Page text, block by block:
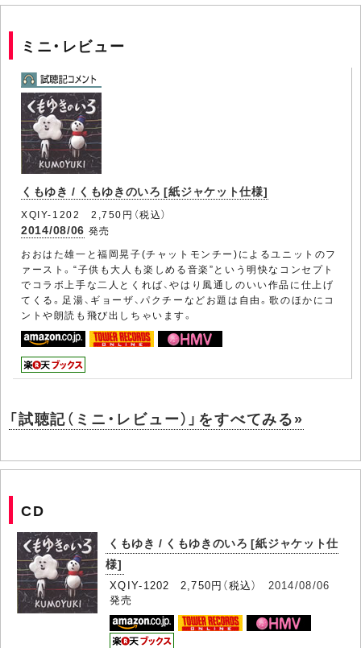
ミニ・レビュー
くもゆき / くもゆきのいろ [紙ジャケット仕様]
XQIY-1202 2,750円（税込）
2014/08/06 発売
おおはた雄一と福岡晃子(チャットモンチー)によるユニットのフ
ァースト。“子供も大人も楽しめる音楽”という明快なコンセプト
でコラボ上手な二人とくれば、やはり風通しのいい作品に仕上げ
てくる。足湯、ギョーザ、パクチーなどお題は自由。歌のほかにコ
ントや朗読も飛び出しちゃいます。
「試聴記（ミニ・レビュー）」をすべてみる»
CD
くもゆき / くもゆきのいろ [紙ジャケット仕
様]
XQIY-1202 2,750円（税込） 2014/08/06
発売